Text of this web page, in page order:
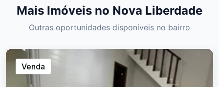
Mais Imóveis no Nova Liberdade
Outras oportunidades disponíveis no bairro
Venda